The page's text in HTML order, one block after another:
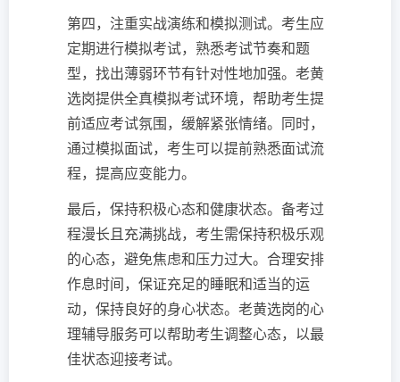
第四，注重实战演练和模拟测试。考生应
定期进行模拟考试，熟悉考试节奏和题
型，找出薄弱环节有针对性地加强。老黄
选岗提供全真模拟考试环境，帮助考生提
前适应考试氛围，缓解紧张情绪。同时，
通过模拟面试，考生可以提前熟悉面试流
程，提高应变能力。
最后，保持积极心态和健康状态。备考过
程漫长且充满挑战，考生需保持积极乐观
的心态，避免焦虑和压力过大。合理安排
作息时间，保证充足的睡眠和适当的运
动，保持良好的身心状态。老黄选岗的心
理辅导服务可以帮助考生调整心态，以最
佳状态迎接考试。